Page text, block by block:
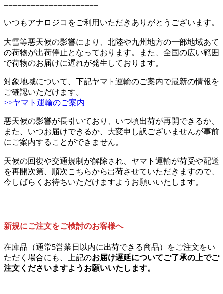
=====================
いつもアナロジコをご利用いただきありがとうございます。
大雪等悪天候の影響により、北陸や九州地方の一部地域あて
の荷物が出荷停止となっております。また、全国の広い範囲
で荷物のお届けに遅れが発生しております。
対象地域について、下記ヤマト運輸のご案内で最新の情報を
ご確認いただけます。
>>ヤマト運輸のご案内
悪天候の影響が長引いており、いつ頃出荷が再開できるか、
また、いつお届けできるか、大変申し訳ございませんが事前
にご案内することができません。
天候の回復や交通規制が解除され、ヤマト運輸が荷受や配送
を再開次第、順次こちらから出荷させていただきますので、
今しばらくお待ちいただけますようお願いいたします。
新規にご注文をご検討のお客様へ
在庫品（通常5営業日以内に出荷できる商品）をご注文をい
ただく場合にも、上記のお届け遅延についてご了承の上でご
注文くださいますようお願いいたします。